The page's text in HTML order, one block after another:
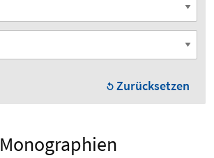
Zurücksetzen
Monographien